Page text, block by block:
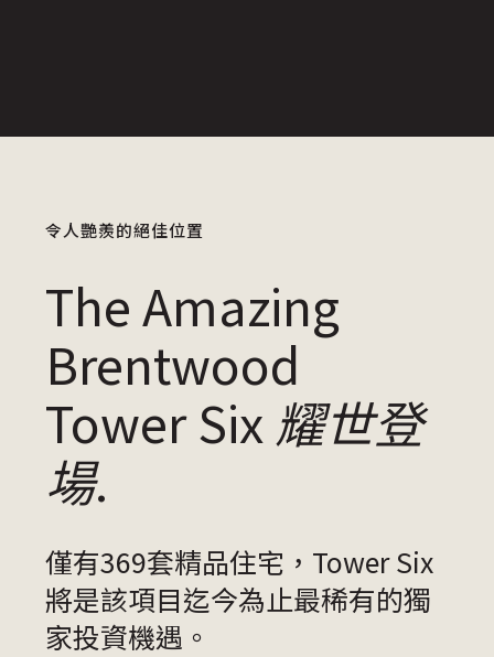
令人艷羨的絕佳位置
The Amazing
Brentwood
Tower Six耀世登
場.
僅有369套精品住宅，Tower Six
將是該項目迄今為止最稀有的獨
家投資機遇。